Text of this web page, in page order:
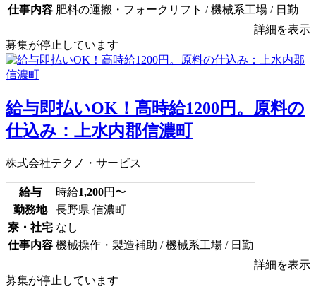
仕事内容 肥料の運搬・フォークリフト / 機械系工場 / 日勤
詳細を表示
募集が停止しています
給与即払いOK！高時給1200円。原料の
仕込み：上水内郡信濃町
株式会社テクノ・サービス
給与 時給1,200円〜
勤務地
長野県 信濃町
寮・社宅 なし
仕事内容 機械操作・製造補助 / 機械系工場 / 日勤
詳細を表示
募集が停止しています